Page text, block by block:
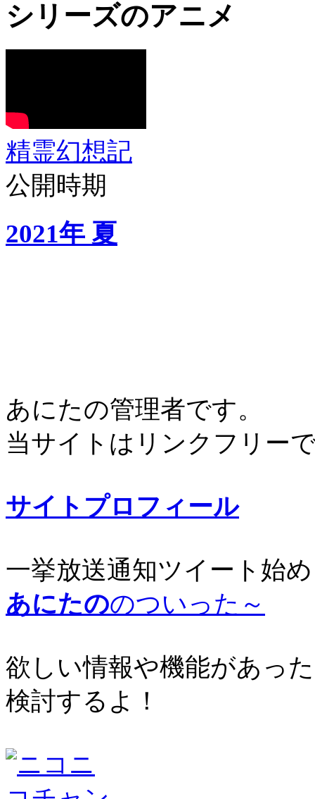
シリーズのアニメ
精霊幻想記
公開時期
2021年 夏
あにたの管理者です。
当サイトはリンクフリー
サイトプロフィール
一挙放送通知ツイート始
あにたののついった～
欲しい情報や機能があっ
検討するよ！